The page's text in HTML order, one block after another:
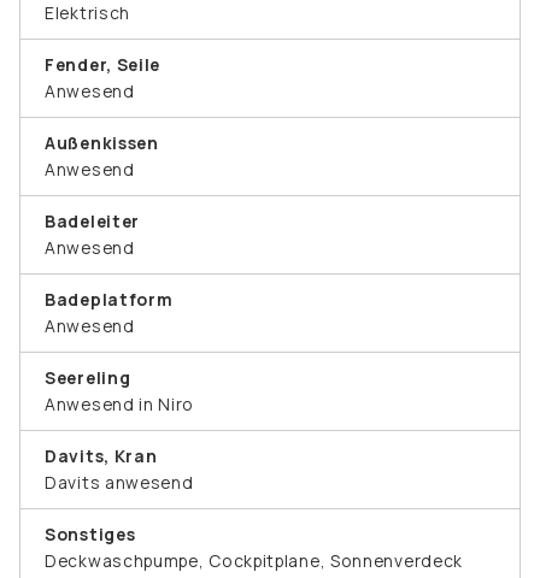
Elektrisch
Fender, Seile
Anwesend
Außenkissen
Anwesend
Badeleiter
Anwesend
Badeplatform
Anwesend
Seereling
Anwesend in Niro
Davits, Kran
Davits anwesend
Sonstiges
Deckwaschpumpe, Cockpitplane, Sonnenverdeck